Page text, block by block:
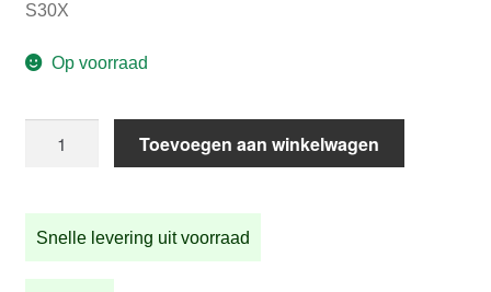
S30X
Op voorraad
trapas
voor
Toevoegen aan winkelwagen
Snelle levering uit voorraad